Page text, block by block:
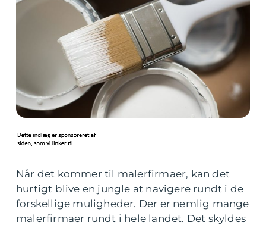
Når det kommer til malerfirmaer, kan det
hurtigt blive en jungle at navigere rundt i de
forskellige muligheder. Der er nemlig mange
malerfirmaer rundt i hele landet. Det skyldes